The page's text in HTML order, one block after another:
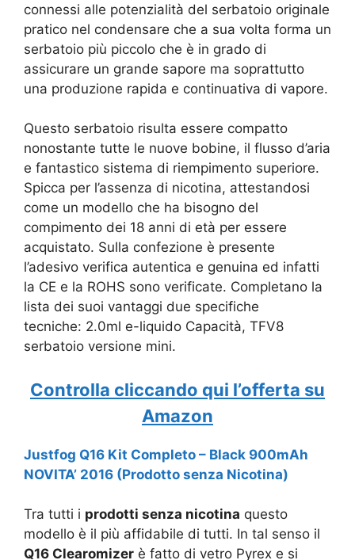
connessi alle potenzialità del serbatoio originale
pratico nel condensare che a sua volta forma un
serbatoio più piccolo che è in grado di
assicurare un grande sapore ma soprattutto
una produzione rapida e continuativa di vapore.
Questo serbatoio risulta essere compatto
nonostante tutte le nuove bobine, il flusso d’aria
e fantastico sistema di riempimento superiore.
Spicca per l’assenza di nicotina, attestandosi
come un modello che ha bisogno del
compimento dei 18 anni di età per essere
acquistato. Sulla confezione è presente
l’adesivo verifica autentica e genuina ed infatti
la CE e la ROHS sono verificate. Completano la
lista dei suoi vantaggi due specifiche
tecniche: 2.0ml e-liquido Capacità, TFV8
serbatoio versione mini.
Controlla cliccando qui l’offerta su
Amazon
Justfog Q16 Kit Completo – Black 900mAh
NOVITA’ 2016 (Prodotto senza Nicotina)
Tra tutti i prodotti senza nicotina questo
modello è il più affidabile di tutti. In tal senso il
Q16 Clearomizer è fatto di vetro Pyrex e si